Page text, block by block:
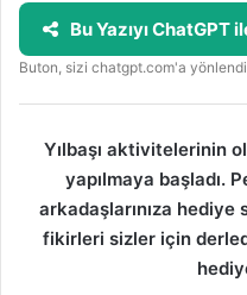
Bu Yazıyı ChatGPT
Buton, sizi chatgpt.com'a
Yılbaşı aktivitelerinin
yapılmaya başladı.
arkadaşlarınıza hediye
fikirleri sizler için